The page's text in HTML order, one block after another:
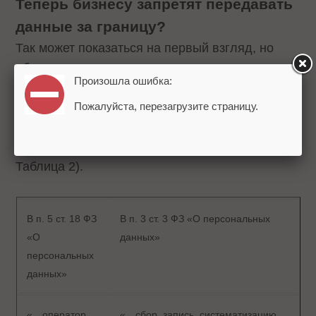
Теперь бизнесу запретят передавать
данные за границу?
Так может показаться на первый взгляд, но
обратим внимание на перечень возможных
действий с персональным данными в статье
(он остался без изменений) и сравним его с
Таблица 2).
В п. 5 ст. 18 ФЗ
«О
персональных
данных»
В п. 3 ст. 3 ФЗ «О персональных
данных»
Произошла ошибка:
Пожалуйста, перезагрузите страницу.